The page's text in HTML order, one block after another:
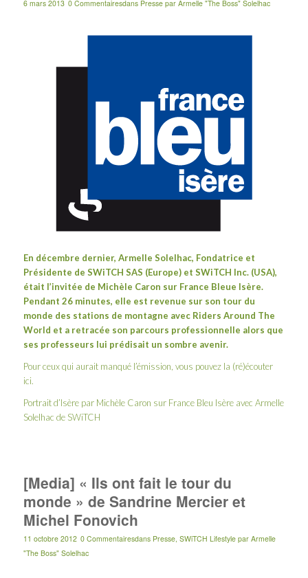
6 mars 2013 0 Commentairesdans Presse par Armelle "The Boss" Solelhac
En décembre dernier, Armelle Solelhac, Fondatrice et
Présidente de SWiTCH SAS (Europe) et SWiTCH Inc. (USA),
était l’invitée de Michèle Caron sur France Bleue Isère.
Pendant 26 minutes, elle est revenue sur son tour du
monde des stations de montagne avec Riders Around The
World et a retracée son parcours professionnelle alors que
ses professeurs lui prédisait un sombre avenir.
Pour ceux qui aurait manqué l’émission, vous pouvez la (ré)écouter
ici.
Portrait d’Isère par Michèle Caron sur France Bleu Isère avec Armelle
Solelhac de SWiTCH
[Media] « Ils ont fait le tour du
monde » de Sandrine Mercier et
Michel Fonovich
11 octobre 2012 0 Commentairesdans Presse, SWiTCH Lifestyle par Armelle
"The Boss" Solelhac